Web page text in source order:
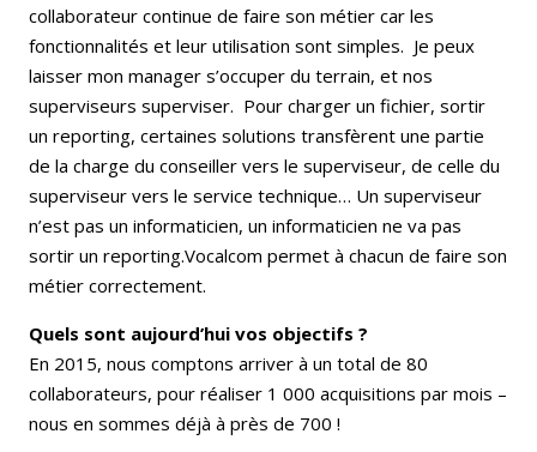
collaborateur continue de faire son métier car les
fonctionnalités et leur utilisation sont simples. Je peux
laisser mon manager s’occuper du terrain, et nos
superviseurs superviser. Pour charger un fichier, sortir
un reporting, certaines solutions transfèrent une partie
de la charge du conseiller vers le superviseur, de celle du
superviseur vers le service technique… Un superviseur
n’est pas un informaticien, un informaticien ne va pas
sortir un reporting.Vocalcom permet à chacun de faire son
métier correctement.
Quels sont aujourd’hui vos objectifs ?
En 2015, nous comptons arriver à un total de 80
collaborateurs, pour réaliser 1 000 acquisitions par mois –
nous en sommes déjà à près de 700 !